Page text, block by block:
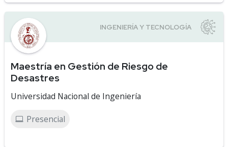
Maestría en Gestión de Riesgo de
Desastres
Universidad Nacional de Ingeniería
Presencial